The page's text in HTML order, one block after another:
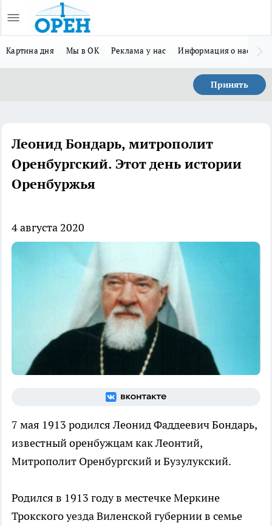
Картина дня Мы в ОК Реклама у нас Информация о нас
Принять
Леонид Бондарь, митрополит
Оренбургский. Этот день истории
Оренбуржья
4 августа 2020
7 мая 1913 родился Леонид Фаддеевич Бондарь,
известный оренбужцам как Леонтий,
Митрополит Оренбургский и Бузулукский.
Родился в 1913 году в местечке Меркине
Трокского уезда Виленской губернии в семье